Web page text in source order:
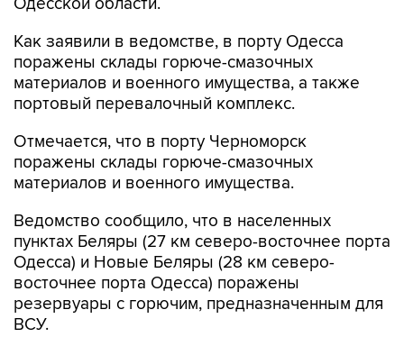
Как заявили в ведомстве, в порту Одесса
поражены склады горюче-смазочных
материалов и военного имущества, а также
портовый перевалочный комплекс.
Отмечается, что в порту Черноморск
поражены склады горюче-смазочных
материалов и военного имущества.
Ведомство сообщило, что в населенных
пунктах Беляры (27 км северо-восточнее порта
Одесса) и Новые Беляры (28 км северо-
восточнее порта Одесса) поражены
резервуары с горючим, предназначенным для
ВСУ.